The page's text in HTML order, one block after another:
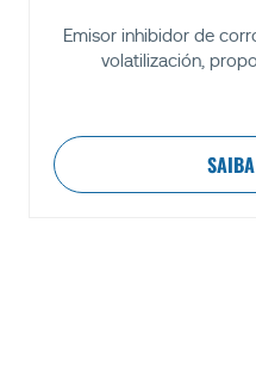
Emisor inhibidor de
volatilización,